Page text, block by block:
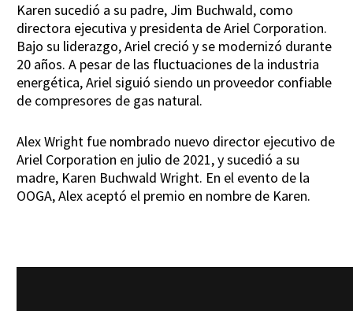
Karen sucedió a su padre, Jim Buchwald, como
directora ejecutiva y presidenta de Ariel Corporation.
Bajo su liderazgo, Ariel creció y se modernizó durante
20 años. A pesar de las fluctuaciones de la industria
energética, Ariel siguió siendo un proveedor confiable
de compresores de gas natural.
Alex Wright fue nombrado nuevo director ejecutivo de
Ariel Corporation en julio de 2021, y sucedió a su
madre, Karen Buchwald Wright. En el evento de la
OOGA, Alex aceptó el premio en nombre de Karen.